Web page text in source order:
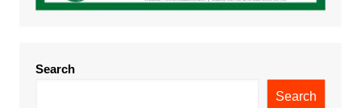
Search
Search